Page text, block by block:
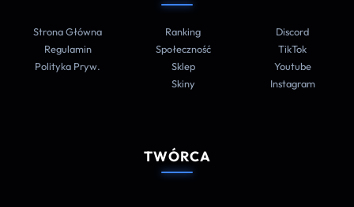
Strona Główna
Regulamin
Polityka Pryw.
Ranking
Społeczność
Sklep
Skiny
Discord
TikTok
Youtube
Instagram
TWÓRCA